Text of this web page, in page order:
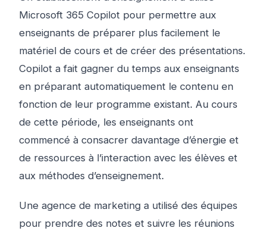
Microsoft 365 Copilot pour permettre aux
enseignants de préparer plus facilement le
matériel de cours et de créer des présentations.
Copilot a fait gagner du temps aux enseignants
en préparant automatiquement le contenu en
fonction de leur programme existant. Au cours
de cette période, les enseignants ont
commencé à consacrer davantage d’énergie et
de ressources à l’interaction avec les élèves et
aux méthodes d’enseignement.
Une agence de marketing a utilisé des équipes
pour prendre des notes et suivre les réunions